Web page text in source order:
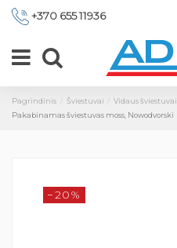
+370 655 11936
Pagrindinis Šviestuvai Vidaus šviestuvai
Pakabinamas šviestuvas moss, Nowodvorski
−20%